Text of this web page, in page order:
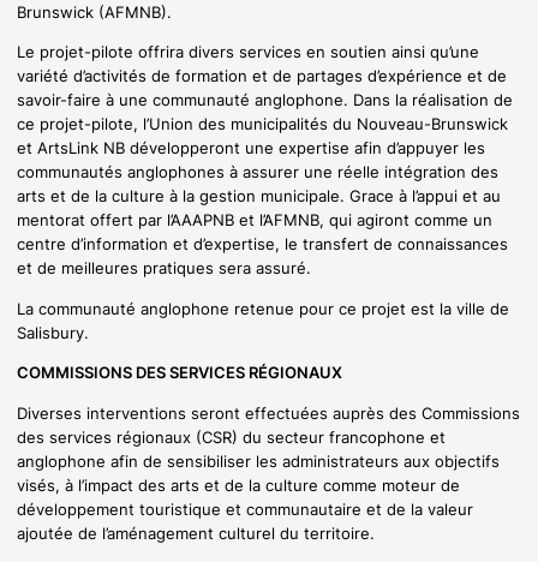
Brunswick (AFMNB).
Le projet-pilote offrira divers services en soutien ainsi qu’une
variété d’activités de formation et de partages d’expérience et de
savoir-faire à une communauté anglophone. Dans la réalisation de
ce projet-pilote, l’Union des municipalités du Nouveau-Brunswick
et ArtsLink NB développeront une expertise afin d’appuyer les
communautés anglophones à assurer une réelle intégration des
arts et de la culture à la gestion municipale. Grace à l’appui et au
mentorat offert par l’AAAPNB et l’AFMNB, qui agiront comme un
centre d’information et d’expertise, le transfert de connaissances
et de meilleures pratiques sera assuré.
La communauté anglophone retenue pour ce projet est la ville de
Salisbury.
COMMISSIONS DES SERVICES RÉGIONAUX
Diverses interventions seront effectuées auprès des Commissions
des services régionaux (CSR) du secteur francophone et
anglophone afin de sensibiliser les administrateurs aux objectifs
visés, à l’impact des arts et de la culture comme moteur de
développement touristique et communautaire et de la valeur
ajoutée de l’aménagement culturel du territoire.